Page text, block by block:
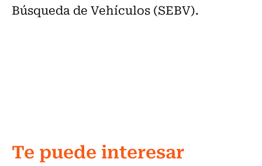
Búsqueda de Vehículos (SEBV).
Te puede interesar